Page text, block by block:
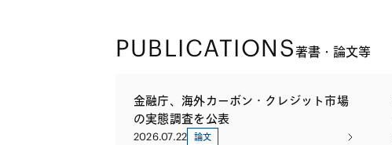
PUBLICATIONS著書・論文等
金融庁、海外カーボン・クレジット市場
の実態調査を公表
2026.07.22 論文